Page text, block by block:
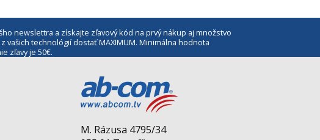
newslettra a získajte zľavový kód na prvý nákup aj množstvo
vašich technológií dostať MAXIMUM. Minimálna hodnota
zľavy je 50€.
M. Rázusa 4795/34